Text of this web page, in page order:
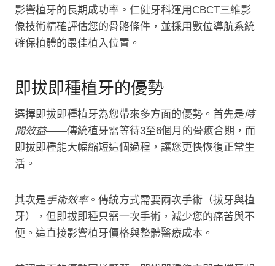
影響植牙的長期成功率。仁健牙科運用CBCT三維影
像技術精確評估您的骨骼條件，並採用數位導航系統
確保植體的最佳植入位置。
即拔即種植牙的優勢
選擇即拔即種植牙為您帶來多方面的優勢。首先是時
間效益——傳統植牙需等待3至6個月的骨癒合期，而
即拔即種能大幅縮短這個過程，讓您更快恢復正常生
活。
其次是手術效率。傳統方式需要兩次手術（拔牙與植
牙），但即拔即種只需一次手術，減少您的痛苦與不
便。這直接影響植牙價格與整體醫療成本。